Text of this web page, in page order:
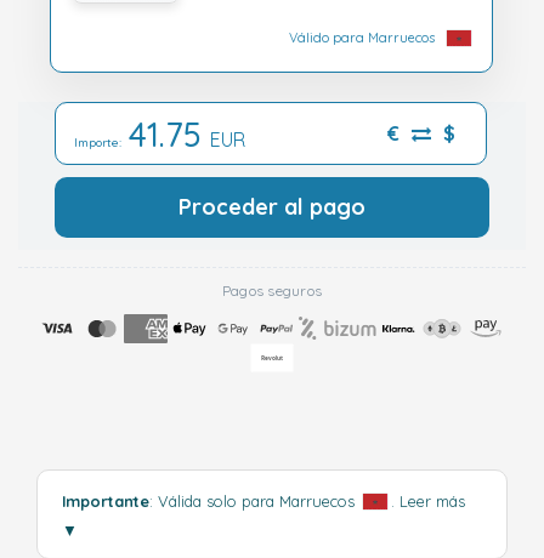
Válido para Marruecos
Importe: 41.75 EUR € $
Proceder al pago
Pagos seguros
Importante: Válida solo para Marruecos
Leer más
▼